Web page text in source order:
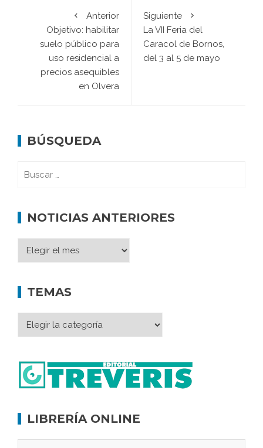
Anterior
Objetivo: habilitar
suelo público para
uso residencial a
precios asequibles
en Olvera
Siguiente
La VII Feria del
Caracol de Bornos,
del 3 al 5 de mayo
BÚSQUEDA
NOTICIAS ANTERIORES
TEMAS
LIBRERÍA ONLINE
Memoria inacabada